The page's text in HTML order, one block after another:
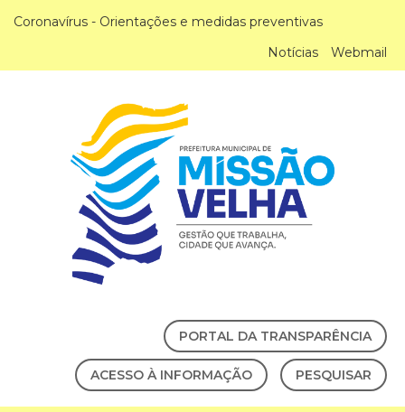
Coronavírus - Orientações e medidas preventivas
Notícias
Webmail
PORTAL DA TRANSPARÊNCIA
ACESSO À INFORMAÇÃO PESQUISAR